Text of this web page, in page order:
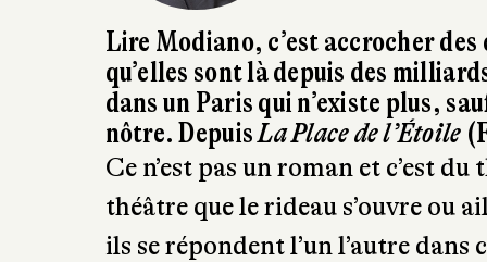
Lire Modiano, c’est accrocher
qu’elles sont là depuis des
dans un Paris qui n’existe plus,
nôtre. DepuisLa Place de l’Étoile
Ce n’est pas un roman et c’est
théâtre que le rideau s’ouvre ou
ils se répondent l’un l’autre